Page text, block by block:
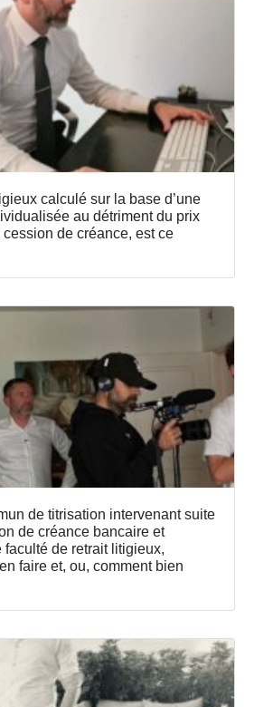
calculé sur la base d’une
au détriment du prix
de créance, est ce
de titrisation intervenant suite
de créance bancaire et
faculté de retrait litigieux,
faire et, ou, comment bien